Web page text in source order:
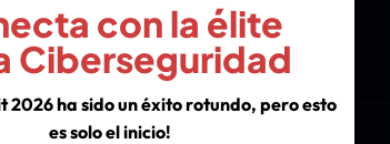
Search
con la élite
Ciberseguridad
2026 ha sido un éxito rotundo, pero esto
es solo el inicio!